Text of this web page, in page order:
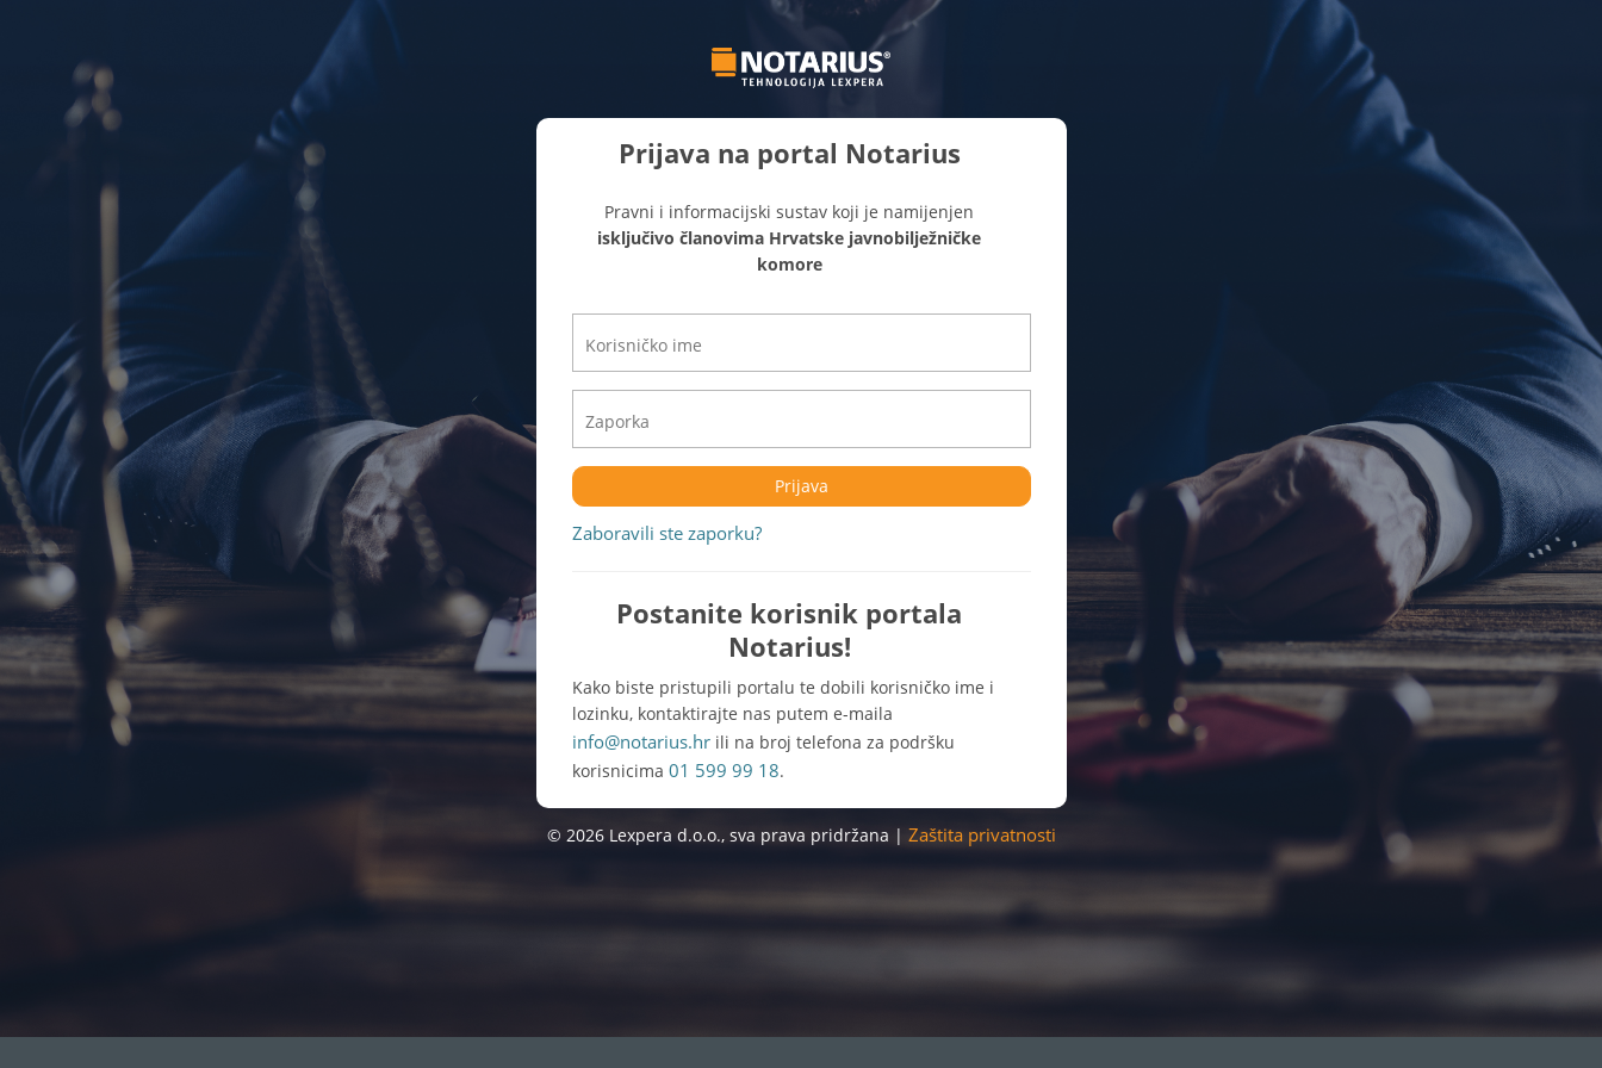
Prijava na portal Notarius
Pravni i informacijski sustav koji je namijenjen
isključivo članovima Hrvatske javnobilježničke
komore
Prijava
Zaboravili ste zaporku?
Postanite korisnik portala
Notarius!
Kako biste pristupili portalu te dobili korisničko ime i
lozinku, kontaktirajte nas putem e-maila
info@notarius.hrili na broj telefona za podršku
korisnicima 01 599 99 18.
© 2026 Lexpera d.o.o., sva prava pridržana | Zaštita privatnosti